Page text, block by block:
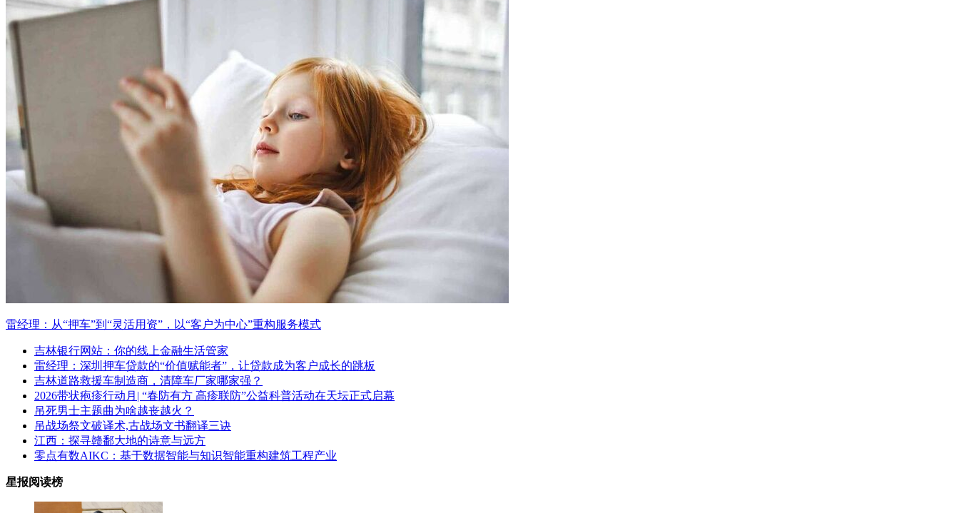
雷经理：从“押车”到“灵活用资”，以“客户为中心”重构服务模式
吉林银行网站：你的线上金融生活管家
雷经理：深圳押车贷款的“价值赋能者”，让贷款成为客户成长的跳板
吉林道路救援车制造商，清障车厂家哪家强？
2026带状疱疹行动月| “春防有方 高疹联防”公益科普活动在天坛正式启幕
吊死男士主题曲为啥越丧越火？
吊战场祭文破译术,古战场文书翻译三诀
江西：探寻赣鄱大地的诗意与远方
零点有数AIKC：基于数据智能与知识智能重构建筑工程产业
星报阅读榜